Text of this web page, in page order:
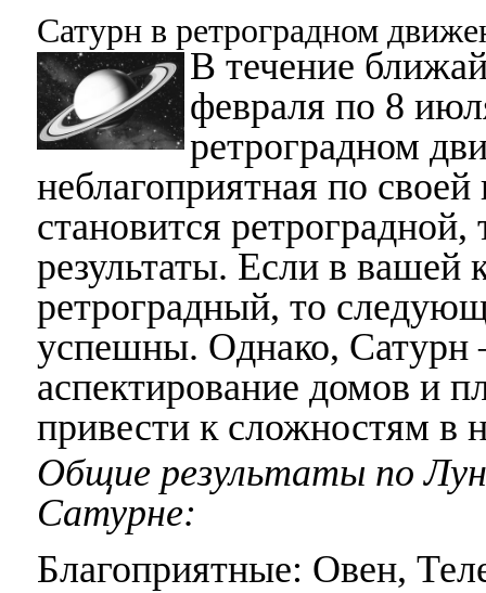
Сатурн в ретроградном
В течение
февраля по 8
ретроградном
неблагоприятная по
становится
результаты. Если в вашей
ретроградный, то
успешны. Однако, Сатурн
аспектирование домов и
привести к сложностям в
Общие результаты по
Сатурне:
Благоприятные: Овен,